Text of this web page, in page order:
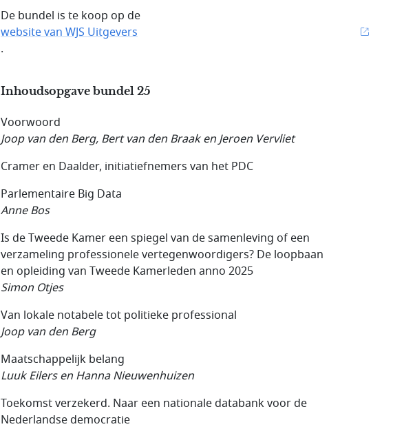
De bundel is te koop op de
website van WJS Uitgevers
.
Inhoudsopgave bundel 25
Voorwoord
Joop van den Berg, Bert van den Braak en Jeroen Vervliet
Cramer en Daalder, initiatiefnemers van het PDC
Parlementaire Big Data
Anne Bos
Is de Tweede Kamer een spiegel van de samenleving of een
verzameling professionele vertegenwoordigers? De loopbaan
en opleiding van Tweede Kamerleden anno 2025
Simon Otjes
Van lokale notabele tot politieke professional
Joop van den Berg
Maatschappelijk belang
Luuk Eilers en Hanna Nieuwenhuizen
Toekomst verzekerd. Naar een nationale databank voor de
Nederlandse democratie